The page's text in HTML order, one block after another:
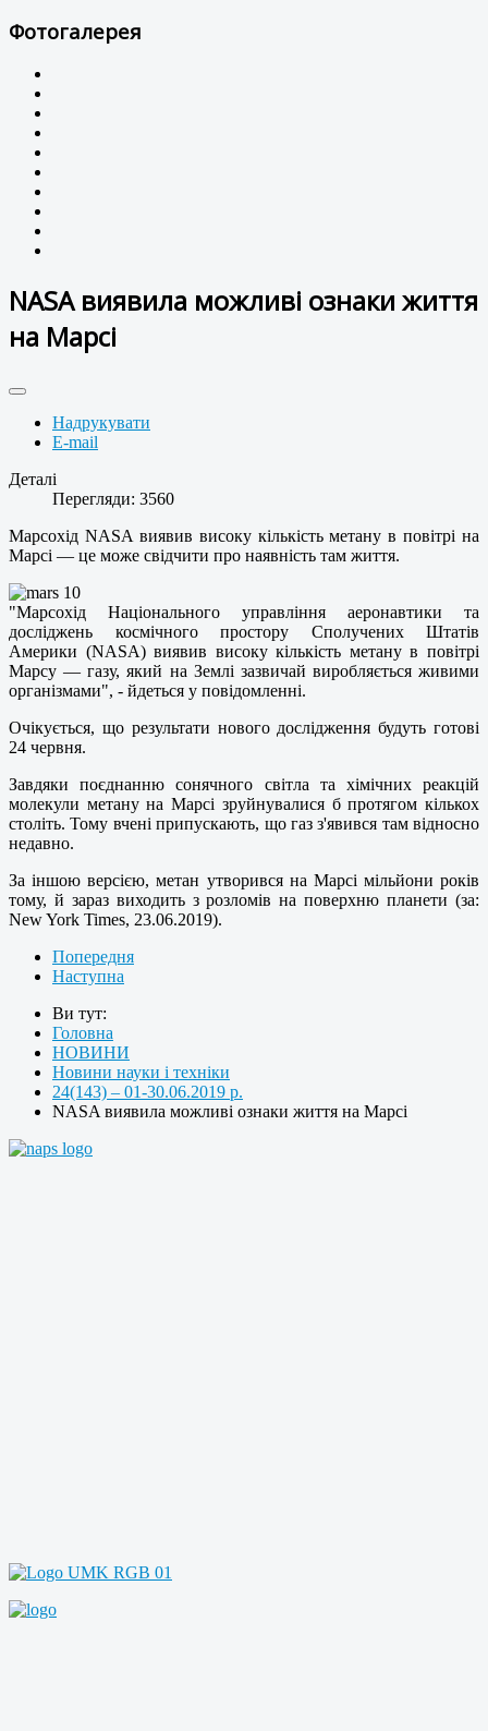
Фотогалерея
NASA виявила можливі ознаки життя
на Марсі
Надрукувати
E-mail
Деталі
Перегляди: 3560
Марсохід NASA виявив високу кількість метану в повітрі на
Марсі — це може свідчити про наявність там життя.
"Марсохід Національного управління аеронавтики та
досліджень космічного простору Сполучених Штатів
Америки (NASA) виявив високу кількість метану в повітрі
Марсу — газу, який на Землі зазвичай виробляється живими
організмами", - йдеться у повідомленні.
Очікується, що результати нового дослідження будуть готові
24 червня.
Завдяки поєднанню сонячного світла та хімічних реакцій
молекули метану на Марсі зруйнувалися б протягом кількох
століть. Тому вчені припускають, що газ з'явився там відносно
недавно.
За іншою версією, метан утворився на Марсі мільйони років
тому, й зараз виходить з розломів на поверхню планети (за:
New York Times, 23.06.2019).
Попередня
Наступна
Ви тут:
Головна
НОВИНИ
Новини науки і техніки
24(143) – 01-30.06.2019 р.
NASA виявила можливі ознаки життя на Марсі